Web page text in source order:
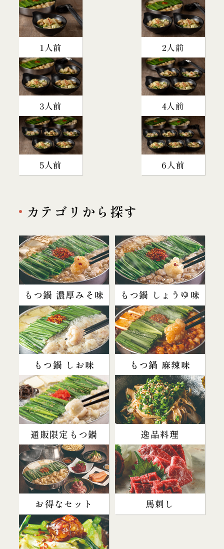
1人前 2人前
3人前 4人前
5人前 6人前
カテゴリから探す
もつ鍋 濃厚みそ味 もつ鍋 しょうゆ味
もつ鍋 しお味 もつ鍋 麻辣味
通販限定もつ鍋 逸品料理
お得なセット 馬刺し